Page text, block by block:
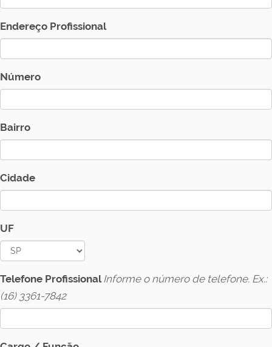
Endereço Profissional
Número
Bairro
Cidade
UF
Telefone ProfissionalInforme o número de telefone. Ex.:
(16) 3361-7842